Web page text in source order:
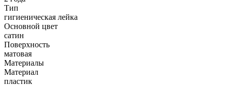
Тип
гигиеническая лейка
Основной цвет
сатин
Поверхность
матовая
Материалы
Материал
пластик